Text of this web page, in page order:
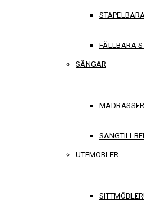
FÄLLBARA
SÄNGAR
MADRASSER
UTEMÖBLER
SITTMÖBLER